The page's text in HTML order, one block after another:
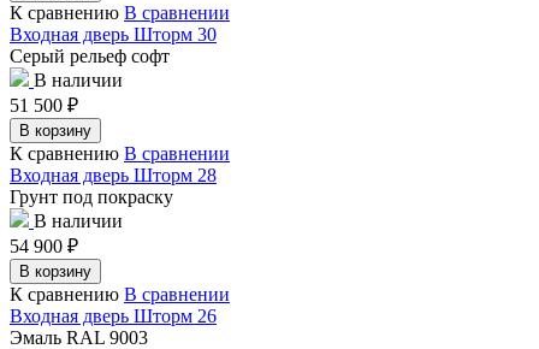
К сравнению В сравнении
Входная дверь Шторм 30
Серый рельеф софт
В наличии
51 500 ₽
В корзину
К сравнению В сравнении
Входная дверь Шторм 28
Грунт под покраску
В наличии
54 900 ₽
В корзину
К сравнению В сравнении
Входная дверь Шторм 26
Эмаль RAL 9003